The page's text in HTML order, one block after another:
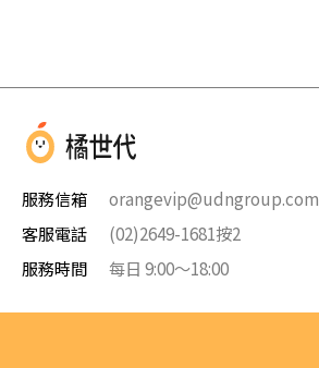
服務信箱
orangevip@udngroup.com
客服電話
(02)2649-1681按2
服務時間
每日 9:00～18:00